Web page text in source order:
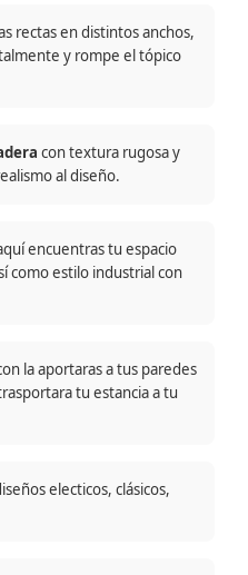
rectas en distintos anchos,
y rompe el tópico
con textura rugosa y
al diseño.
encuentras tu espacio
como estilo industrial con
la aportaras a tus paredes
tu estancia a tu
electicos, clásicos,